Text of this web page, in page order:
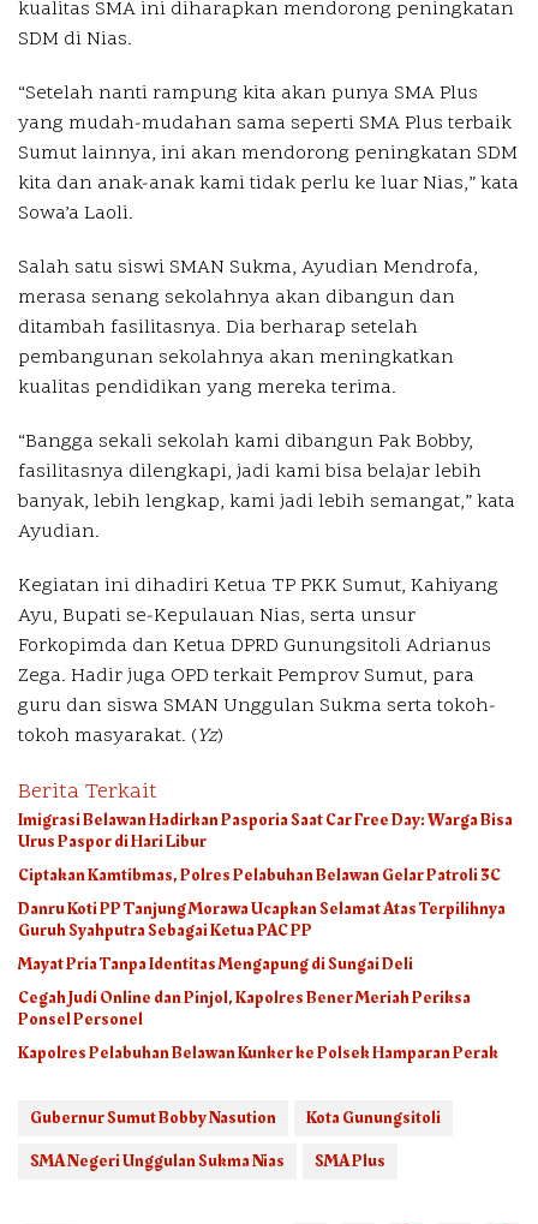
kualitas SMA ini diharapkan mendorong peningkatan
SDM di Nias.
“Setelah nanti rampung kita akan punya SMA Plus
yang mudah-mudahan sama seperti SMA Plus terbaik
Sumut lainnya, ini akan mendorong peningkatan SDM
kita dan anak-anak kami tidak perlu ke luar Nias,” kata
Sowa’a Laoli.
Salah satu siswi SMAN Sukma, Ayudian Mendrofa,
merasa senang sekolahnya akan dibangun dan
ditambah fasilitasnya. Dia berharap setelah
pembangunan sekolahnya akan meningkatkan
kualitas pendidikan yang mereka terima.
“Bangga sekali sekolah kami dibangun Pak Bobby,
fasilitasnya dilengkapi, jadi kami bisa belajar lebih
banyak, lebih lengkap, kami jadi lebih semangat,” kata
Ayudian.
Kegiatan ini dihadiri Ketua TP PKK Sumut, Kahiyang
Ayu, Bupati se-Kepulauan Nias, serta unsur
Forkopimda dan Ketua DPRD Gunungsitoli Adrianus
Zega. Hadir juga OPD terkait Pemprov Sumut, para
guru dan siswa SMAN Unggulan Sukma serta tokoh-
tokoh masyarakat. (Yz)
Berita Terkait
Imigrasi Belawan Hadirkan Pasporia Saat Car Free Day: Warga Bisa
Urus Paspor di Hari Libur
Ciptakan Kamtibmas, Polres Pelabuhan Belawan Gelar Patroli 3C
Danru Koti PP Tanjung Morawa Ucapkan Selamat Atas Terpilihnya
Guruh Syahputra Sebagai Ketua PAC PP
Mayat Pria Tanpa Identitas Mengapung di Sungai Deli
Cegah Judi Online dan Pinjol, Kapolres Bener Meriah Periksa
Ponsel Personel
Kapolres Pelabuhan Belawan Kunker ke Polsek Hamparan Perak
Gubernur Sumut Bobby Nasution
Kota Gunungsitoli
SMA Negeri Unggulan Sukma Nias
SMA Plus